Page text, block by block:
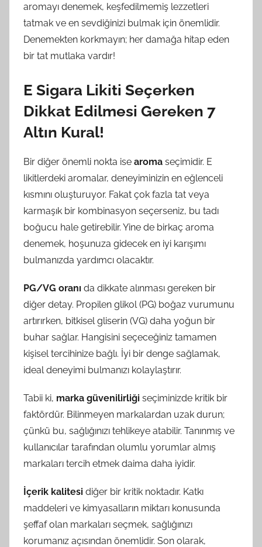
aromayı denemek, keşfedilmemiş lezzetleri
tatmak ve en sevdiğinizi bulmak için önemlidir.
Denemekten korkmayın; her damağa hitap eden
bir tat mutlaka vardır!
E Sigara Likiti Seçerken
Dikkat Edilmesi Gereken 7
Altın Kural!
Bir diğer önemli nokta ise aroma seçimidir. E
likitlerdeki aromalar, deneyiminizin en eğlenceli
kısmını oluşturuyor. Fakat çok fazla tat veya
karmaşık bir kombinasyon seçerseniz, bu tadı
boğucu hale getirebilir. Yine de birkaç aroma
denemek, hoşunuza gidecek en iyi karışımı
bulmanızda yardımcı olacaktır.
PG/VG oranı da dikkate alınması gereken bir
diğer detay. Propilen glikol (PG) boğaz vurumunu
artırırken, bitkisel gliserin (VG) daha yoğun bir
buhar sağlar. Hangisini seçeceğiniz tamamen
kişisel tercihinize bağlı. İyi bir denge sağlamak,
ideal deneyimi bulmanızı kolaylaştırır.
Tabii ki, marka güvenilirliği seçiminizde kritik bir
faktördür. Bilinmeyen markalardan uzak durun;
çünkü bu, sağlığınızı tehlikeye atabilir. Tanınmış ve
kullanıcılar tarafından olumlu yorumlar almış
markaları tercih etmek daima daha iyidir.
İçerik kalitesi diğer bir kritik noktadır. Katkı
maddeleri ve kimyasalların miktarı konusunda
şeffaf olan markaları seçmek, sağlığınızı
korumanız açısından önemlidir. Son olarak,